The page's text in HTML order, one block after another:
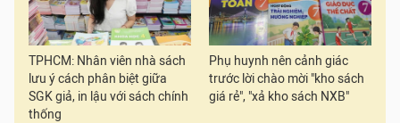
TPHCM: Nhân viên nhà sách
lưu ý cách phân biệt giữa
SGK giả, in lậu với sách chính
thống
Phụ huynh nên cảnh giác
trước lời chào mời "kho sách
giá rẻ", "xả kho sách NXB"